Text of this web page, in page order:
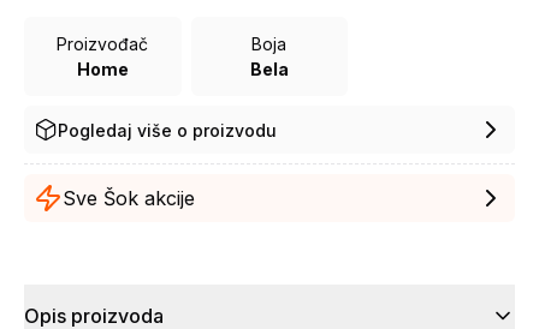
Proizvođač
Home
Boja
Bela
Pogledaj više o proizvodu
Sve Šok akcije
Opis proizvoda